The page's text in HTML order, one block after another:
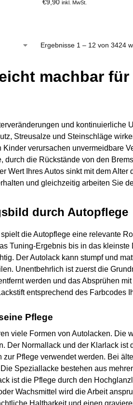
€9,90 inkl. MwSt.
Ergebnisse 1 – 12 von 3424
machbar für
und
Streusalze und Steinschläge
verursachen unvermeidbare
durch die Rückstände von den
Wert Ihres Autos sinkt mit dem
und gleichzeitig arbeiten Sie
durch Autopflege
die Autopflege eine relevante
Tuning-Ergebnis bis in das
Der Autolack kann stumpf und
Unentbehrlich ist zuerst die
werden und das Absprühen
entsprechend des Farbcodes
Pflege
viele Formen von Autolacken. Die
Der Normallack und der Klarlack
zur Pflege verwendet werden. Bei
Speziallacke bestehen aus
ist die Pflege durch den
Wachsmittel wird die Arbeit
Haltbarkeit und einen